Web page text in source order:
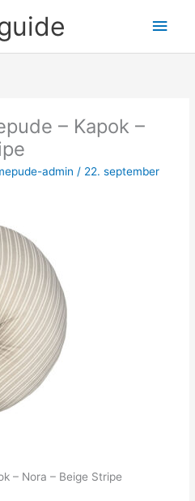
– Kapok –
admin/ 22. september
– Nora – Beige Stripe